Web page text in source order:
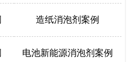
造纸消泡剂案例
电池新能源消泡剂案例